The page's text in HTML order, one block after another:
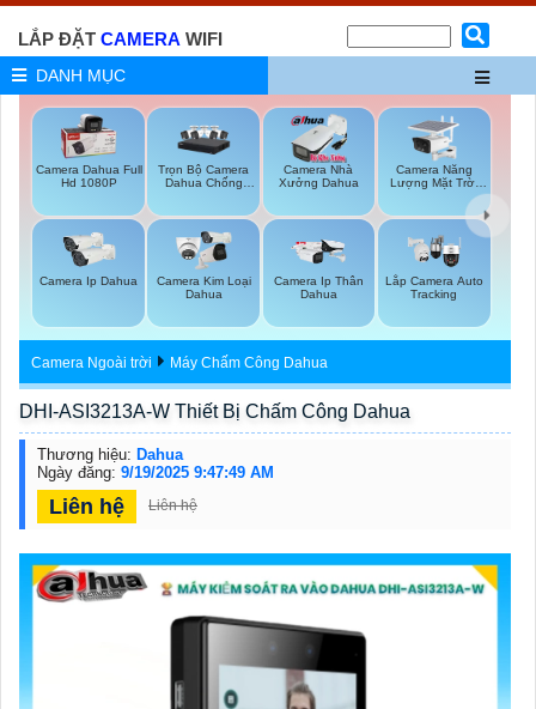
LẮP ĐẶT CAMERA WIFI
DANH MỤC
Camera Dahua Full
Hd 1080P
Trọn Bộ Camera
Dahua Chống
Camera Nhà
Xưởng Dahua
Camera Năng
Lượng Mặt Trời
Camera Ip Dahua
Camera Kim Loại
Dahua
Camera Ip Thân
Dahua
Lắp Camera Auto
Tracking
Camera Ngoài trời Máy Chấm Công Dahua
DHI-ASI3213A-W Thiết Bị Chấm Công Dahua
Thương hiệu: Dahua
Ngày đăng: 9/19/2025 9:47:49 AM
Liên hệ Liên hệ